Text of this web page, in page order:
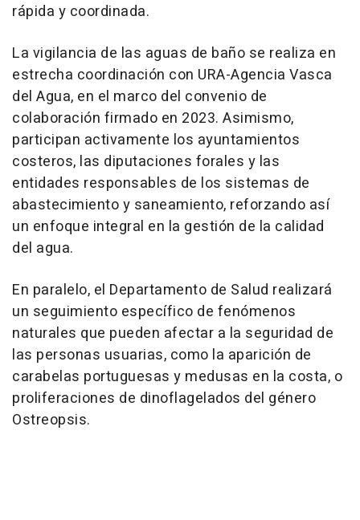
rápida y coordinada.
La vigilancia de las aguas de baño se realiza en
estrecha coordinación con URA-Agencia Vasca
del Agua, en el marco del convenio de
colaboración firmado en 2023. Asimismo,
participan activamente los ayuntamientos
costeros, las diputaciones forales y las
entidades responsables de los sistemas de
abastecimiento y saneamiento, reforzando así
un enfoque integral en la gestión de la calidad
del agua.
En paralelo, el Departamento de Salud realizará
un seguimiento específico de fenómenos
naturales que pueden afectar a la seguridad de
las personas usuarias, como la aparición de
carabelas portuguesas y medusas en la costa, o
proliferaciones de dinoflagelados del género
Ostreopsis.